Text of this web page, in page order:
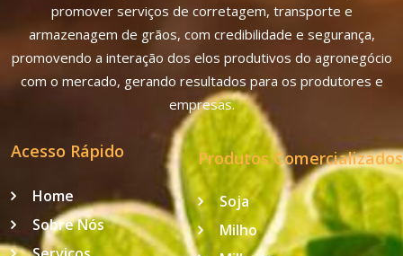
promover serviços de corretagem, transporte e
armazenagem de grãos, com credibilidade e segurança,
promovendo a interação dos elos produtivos do agronegócio
com o mercado, gerando resultados para os produtores e
empresas.
Acesso Rápido
Home
Sobre Nós
Produtos Comercializados
Soja
Milho